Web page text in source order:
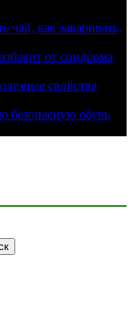
чай, как заваривать,
от синдрома
свойства
безопасную обувь